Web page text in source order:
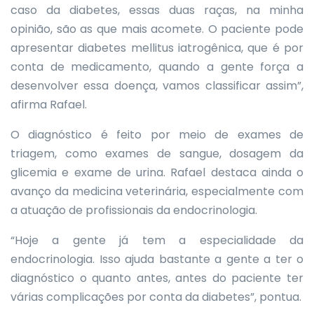
caso da diabetes, essas duas raças, na minha
opinião, são as que mais acomete. O paciente pode
apresentar diabetes mellitus iatrogênica, que é por
conta de medicamento, quando a gente força a
desenvolver essa doença, vamos classificar assim”,
afirma Rafael.
O diagnóstico é feito por meio de exames de
triagem, como exames de sangue, dosagem da
glicemia e exame de urina. Rafael destaca ainda o
avanço da medicina veterinária, especialmente com
a atuação de profissionais da endocrinologia.
“Hoje a gente já tem a especialidade da
endocrinologia. Isso ajuda bastante a gente a ter o
diagnóstico o quanto antes, antes do paciente ter
várias complicações por conta da diabetes”, pontua.